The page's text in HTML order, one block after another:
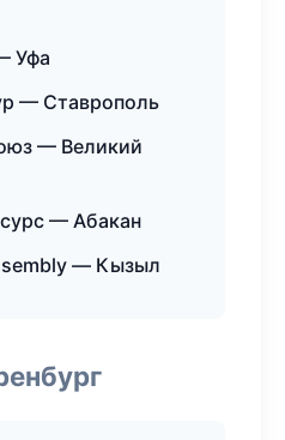
Уфа
— Ставрополь
— Великий
— Абакан
— Кызыл